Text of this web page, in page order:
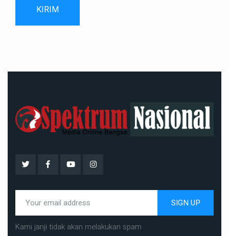
KIRIM
SIGN UP
Kami janji tidak akan melakukan spam